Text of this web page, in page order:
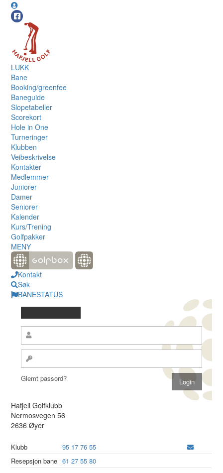
LUKK
Bane
Booking/greenfee
Baneguide
Slopetabeller
Scorekort
Hole in One
Turneringer
Klubben
Veibeskrivelse
Kontakter
Medlemmer
Juniorer
Damer
Seniorer
Kalender
Kurs/Trening
Golfpakker
MENY
Kontakt
Søk
BANESTATUS
Glemt passord?
Hafjell Golfklubb
Nermosvegen 56
2636 Øyer
Klubb
95 17 76 55
Resepsjon bane 61 27 55 80